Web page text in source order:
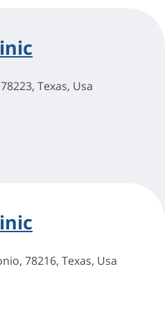
Texas, Usa
78216, Texas, Usa